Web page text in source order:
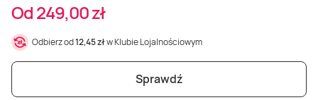
Od 249,00 zł
Odbierz od12,45 złw Klubie Lojalnościowym
Sprawdź